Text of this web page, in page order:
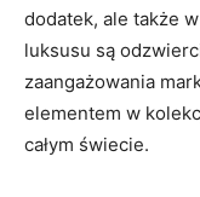
dodatek,⁢ ale także
luksusu są
zaangażowania
elementem w
całym świecie.